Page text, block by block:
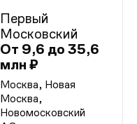
Первый
Московский
От 9,6 до 35,6
млн ₽
Москва, Новая
Москва,
Новомосковский